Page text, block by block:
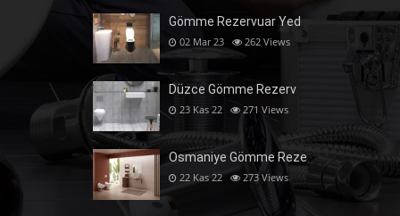
Gömme Rezervuar Yed
02 Mar 23 262 Views
Düzce Gömme Rezerv
23 Kas 22 271 Views
Osmaniye Gömme Reze
22 Kas 22 273 Views